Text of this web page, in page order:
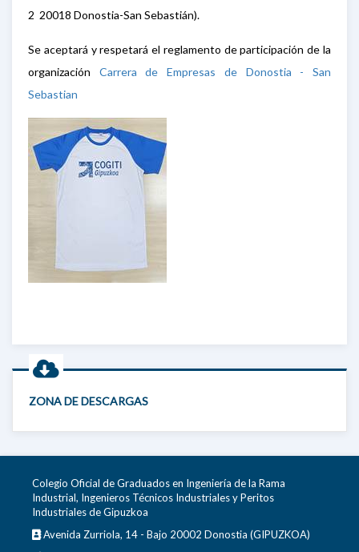
2 20018 Donostia-San Sebastián).
Se aceptará y respetará el reglamento de participación de la
organización
Carrera de Empresas de Donostia - San
Sebastian
ZONA DE DESCARGAS
Colegio Oficial de Graduados en Ingeniería de la Rama
Industrial, Ingenieros Técnicos Industriales y Peritos
Industriales de Gipuzkoa
Avenida Zurriola, 14 - Bajo 20002 Donostia (GIPUZKOA)